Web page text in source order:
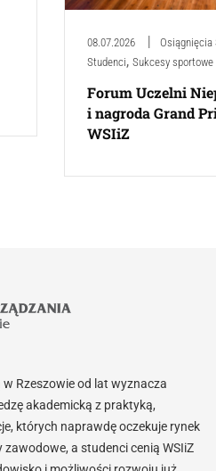
08.07.2026 Osiągnięcia
Studenci, Sukcesy sportowe
Forum Uczelni
i nagroda Grand
WSIiZ
Rzeszowie od lat wyznacza
akademicką z praktyką,
których naprawdę oczekuje rynek
a studenci cenią WSIiZ